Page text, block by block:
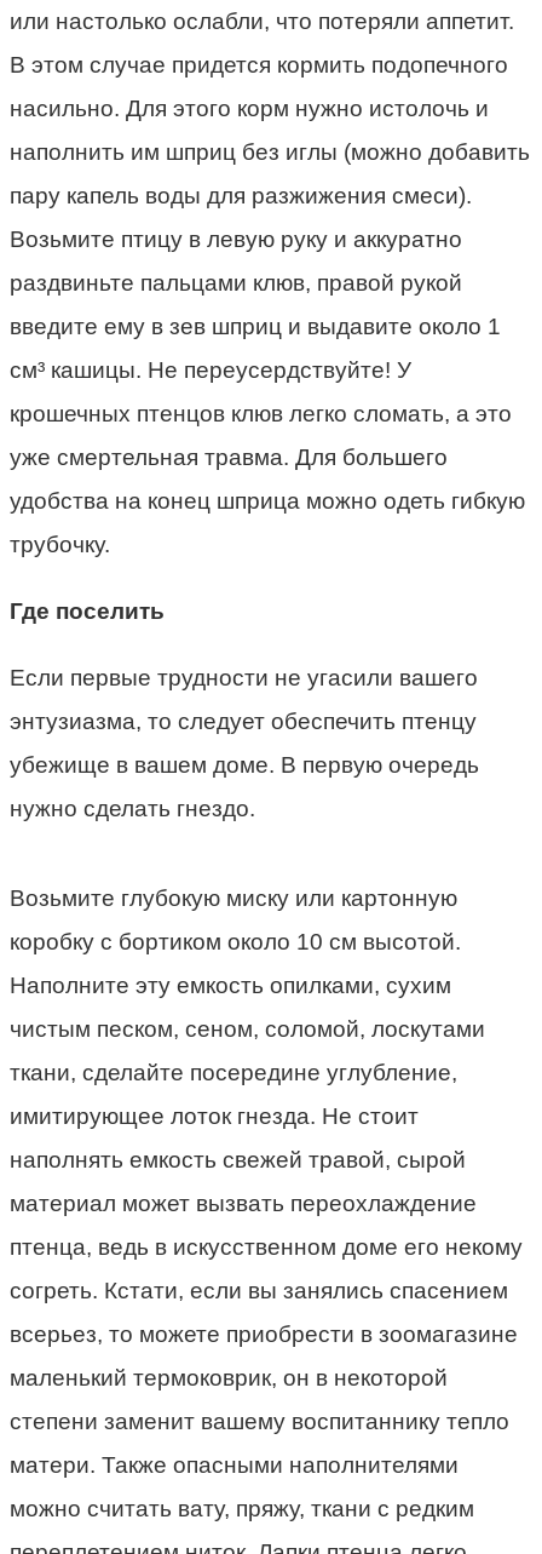
или настолько ослабли, что потеряли аппетит.
В этом случае придется кормить подопечного
насильно. Для этого корм нужно истолочь и
наполнить им шприц без иглы (можно добавить
пару капель воды для разжижения смеси).
Возьмите птицу в левую руку и аккуратно
раздвиньте пальцами клюв, правой рукой
введите ему в зев шприц и выдавите около 1
см³ кашицы. Не переусердствуйте! У
крошечных птенцов клюв легко сломать, а это
уже смертельная травма. Для большего
удобства на конец шприца можно одеть гибкую
трубочку.
Где поселить
Если первые трудности не угасили вашего
энтузиазма, то следует обеспечить птенцу
убежище в вашем доме. В первую очередь
нужно сделать гнездо.
Возьмите глубокую миску или картонную
коробку с бортиком около 10 см высотой.
Наполните эту емкость опилками, сухим
чистым песком, сеном, соломой, лоскутами
ткани, сделайте посередине углубление,
имитирующее лоток гнезда. Не стоит
наполнять емкость свежей травой, сырой
материал может вызвать переохлаждение
птенца, ведь в искусственном доме его некому
согреть. Кстати, если вы занялись спасением
всерьез, то можете приобрести в зоомагазине
маленький термоковрик, он в некоторой
степени заменит вашему воспитаннику тепло
матери. Также опасными наполнителями
можно считать вату, пряжу, ткани с редким